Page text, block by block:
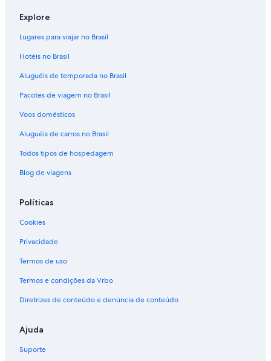
Explore
Lugares para viajar no Brasil
Hotéis no Brasil
Aluguéis de temporada no Brasil
Pacotes de viagem no Brasil
Voos domésticos
Aluguéis de carros no Brasil
Todos tipos de hospedagem
Blog de viagens
Políticas
Cookies
Privacidade
Termos de uso
Termos e condições da Vrbo
Diretrizes de conteúdo e denúncia de conteúdo
Ajuda
Suporte